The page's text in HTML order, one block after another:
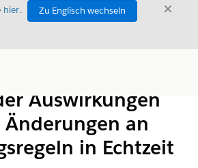
hier.
Zu Englisch wechseln
Auswirkungen
an
in Echtzeit